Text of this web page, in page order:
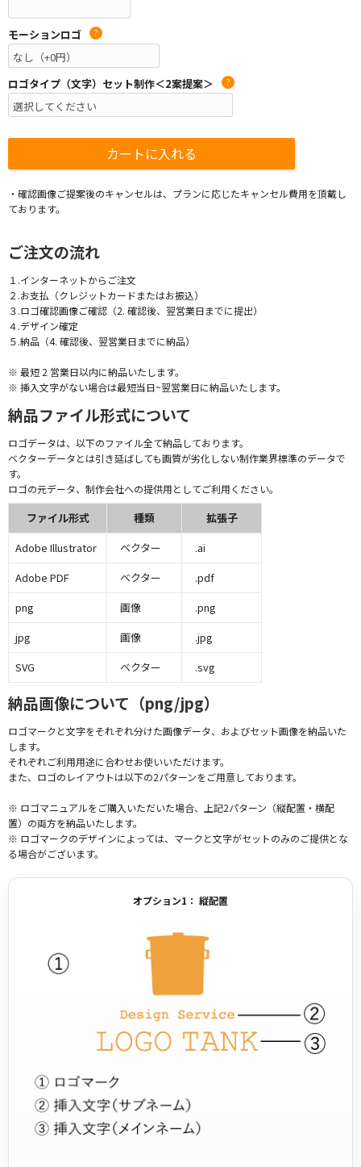
モーションロゴ ?
ロゴタイプ（文字）セット制作＜2案提案＞ ?
・確認画像ご提案後のキャンセルは、プランに応じたキャンセル費用を頂戴し
ております。
ご注文の流れ
１.インターネットからご注文
２.お支払（クレジットカードまたはお振込）
３.ロゴ確認画像ご確認（2. 確認後、翌営業日までに提出）
４.デザイン確定
５.納品（4. 確認後、翌営業日までに納品）
※ 最短 2 営業日以内に納品いたします。
※ 挿入文字がない場合は最短当日~翌営業日に納品いたします。
納品ファイル形式について
ロゴデータは、以下のファイル全て納品しております。
ベクターデータとは引き延ばしても画質が劣化しない制作業界標準のデータで
す。
ロゴの元データ、制作会社への提供用としてご利用ください。
ファイル形式 種類
拡張子
Adobe Illustrator
ベクター
.ai
Adobe PDF
ベクター
.pdf
png
画像
.png
jpg
画像
.jpg
SVG
ベクター .svg
納品画像について（png/jpg）
ロゴマークと文字をそれぞれ分けた画像データ、およびセット画像を納品いた
します。
それぞれご利用用途に合わせお使いいただけます。
また、ロゴのレイアウトは以下の2パターンをご用意しております。
※ ロゴマニュアルをご購入いただいた場合、上記2パターン（縦配置・横配
置）の両方を納品いたします。
※ ロゴマークのデザインによっては、マークと文字がセットのみのご提供とな
る場合がございます。
オプション1： 縦配置